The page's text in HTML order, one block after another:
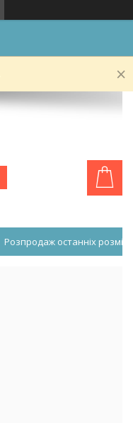
Розпродаж останніх